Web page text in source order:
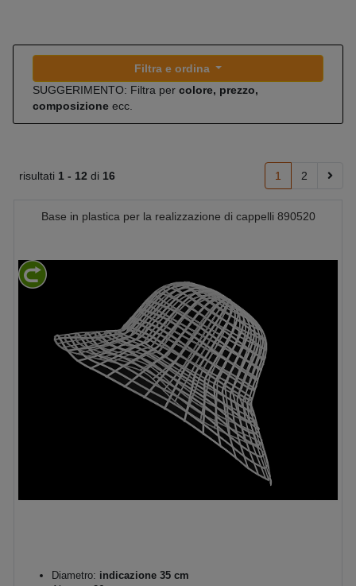
Filtra e ordina
SUGGERIMENTO: Filtra per colore, prezzo,
composizione ecc.
risultati 1 - 12 di 16 1 2
Base in plastica per la realizzazione di cappelli 890520
Diametro: indicazione 35 cm